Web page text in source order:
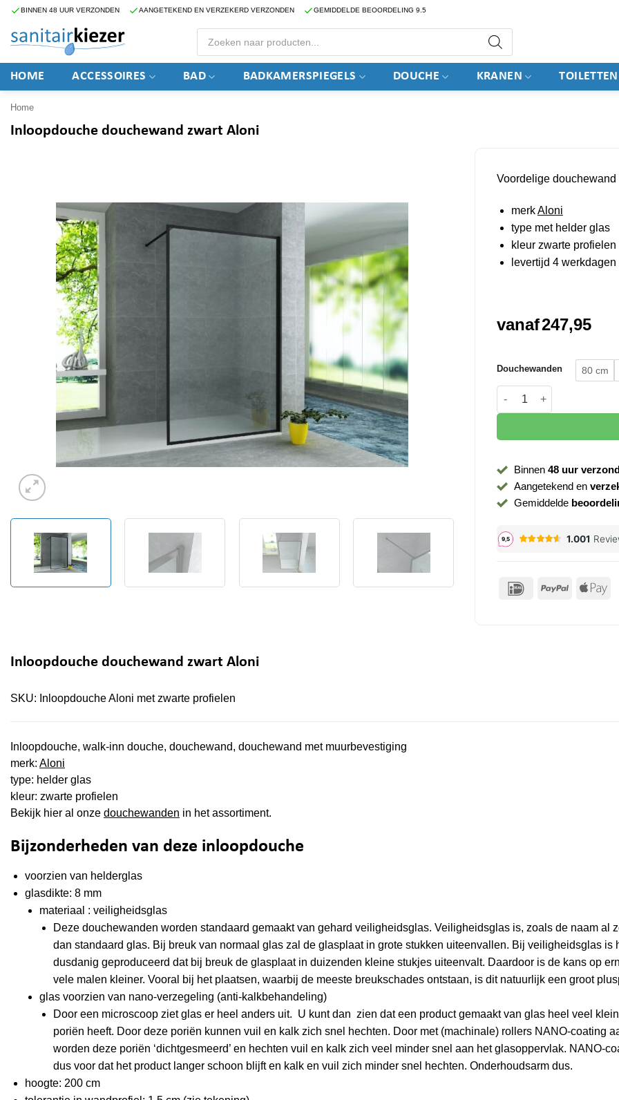
Ga
inhoud
BINNEN 48 UUR VERZONDEN AANGETEKEND EN VERZEKERD VERZONDEN GEMIDDELDE BEOORDELING 9.5
Producten
zoeken
HOME ACCESSOIRES BAD BADKAMERSPIEGELS DOUCHE KRANEN TOILETTEN
Home
Inloopdouche douchewand zwart Aloni
Voordelige douchewand
merkAloni
type met helder glas
kleur zwarte profielen
levertijd 4 werkdagen
vanaf247,95
Douchewanden 80 cm
Inloopdouche
Binnen48 uur
Aangetekend en
Gemiddelde
IDeal PayPal
Inloopdouche douchewand zwart Aloni
SKU: Inloopdouche Aloni met zwarte profielen
Inloopdouche, walk-inn douche, douchewand, douchewand met muurbevestiging
merk: Aloni
type: helder glas
kleur: zwarte profielen
Bekijk hier al onze douchewanden in het assortiment.
Bijzonderheden van deze inloopdouche
voorzien van helderglas
glasdikte: 8 mm
materiaal : veiligheidsglas
Deze douchewanden worden standaard gemaakt van gehard veiligheidsglas. Veiligheidsglas is, zoals de naam al
dan standaard glas. Bij breuk van normaal glas zal de glasplaat in grote stukken uiteenvallen. Bij veiligheidsglas is
dusdanig geproduceerd dat bij breuk de glasplaat in duizenden kleine stukjes uiteenvalt. Daardoor is de kans op
vele malen kleiner. Vooral bij het plaatsen, waarbij de meeste breukschades ontstaan, is dit natuurlijk een groot
glas voorzien van nano-verzegeling (anti-kalkbehandeling)
Door een microscoop ziet glas er heel anders uit. U kunt dan zien dat een product gemaakt van glas heel veel
poriën heeft. Door deze poriën kunnen vuil en kalk zich snel hechten. Door met (machinale) rollers NANO-coating
worden deze poriën ‘dichtgesmeerd’ en hechten vuil en kalk zich veel minder snel aan het glasoppervlak. NANO-
dus voor dat het product langer schoon blijft en kalk en vuil zich minder snel hechten. Onderhoudsarm dus.
hoogte: 200 cm